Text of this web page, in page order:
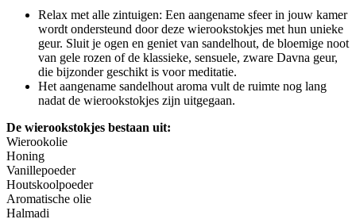
Relax met alle zintuigen: Een aangename sfeer in jouw kamer
wordt ondersteund door deze wierookstokjes met hun unieke
geur. Sluit je ogen en geniet van sandelhout, de bloemige noot
van gele rozen of de klassieke, sensuele, zware Davna geur,
die bijzonder geschikt is voor meditatie.
Het aangename sandelhout aroma vult de ruimte nog lang
nadat de wierookstokjes zijn uitgegaan.
De wierookstokjes bestaan uit:
Wierookolie
Honing
Vanillepoeder
Houtskoolpoeder
Aromatische olie
Halmadi